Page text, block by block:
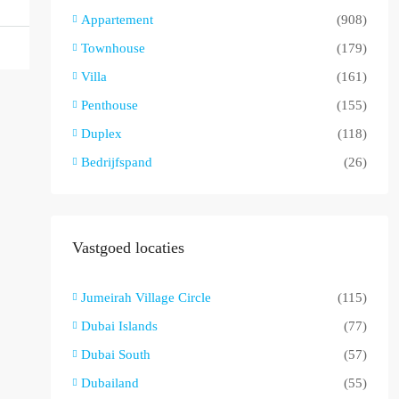
Appartement
(908)
Townhouse
(179)
Villa
(161)
Penthouse
(155)
Duplex
(118)
Bedrijfspand
(26)
Vastgoed locaties
Jumeirah Village Circle
(115)
Dubai Islands
(77)
Dubai South
(57)
Dubailand
(55)